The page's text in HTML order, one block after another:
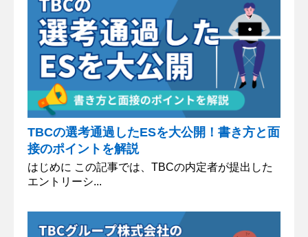
TBCの選考通過したESを大公開！書き方と面
接のポイントを解説
はじめに この記事では、TBCの内定者が提出した
エントリーシ...